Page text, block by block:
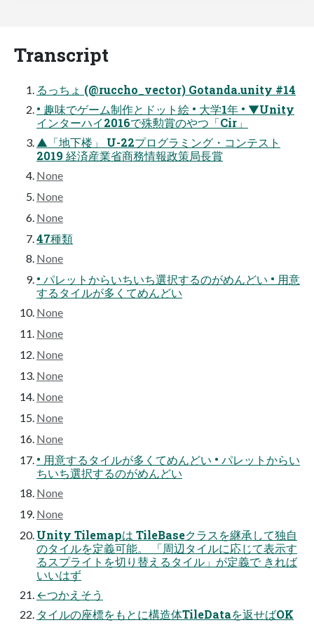
Transcript
るっちょ (@ruccho_vector) Gotanda.unity #14
• 趣味でゲーム制作とドット絵 • 大学1年 • ▼Unity
インターハイ2016で殊勲賞のやつ「Cir」
▲「地下楼」 U-22プログラミング・コンテスト
2019 経済産業省商務情報政策局長賞
None
None
None
47種類
None
• パレットからいちいち選択するのがめんどい • 用意
するタイルが多くてめんどい
None
None
None
None
None
None
None
• 用意するタイルが多くてめんどい • パレットからい
ちいち選択するのがめんどい
None
None
Unity Tilemapは TileBaseクラスを継承して独自
のタイルを定義可能。 「周辺タイルに応じて表示す
るスプライトを切り替えるタイル」が定義で きれば
いいはず
←つかえそう
タイルの座標をもとに構造体TileDataを返せばOK